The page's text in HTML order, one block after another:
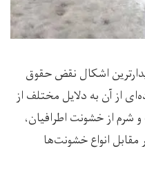
اشکال نقض حقوق
از آن به دلایل مختلف از
شرم از خشونت اطرافیان،
انواع خشونت‌ها